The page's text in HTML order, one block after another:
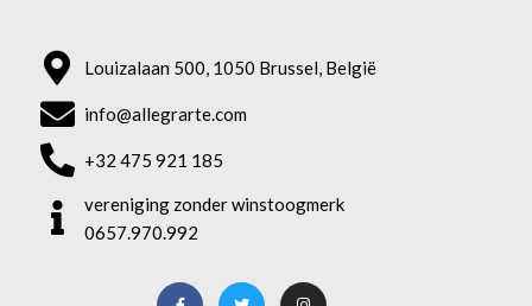
Louizalaan 500, 1050 Brussel, België
info@allegrarte.com
+32 475 921 185
vereniging zonder winstoogmerk
0657.970.992